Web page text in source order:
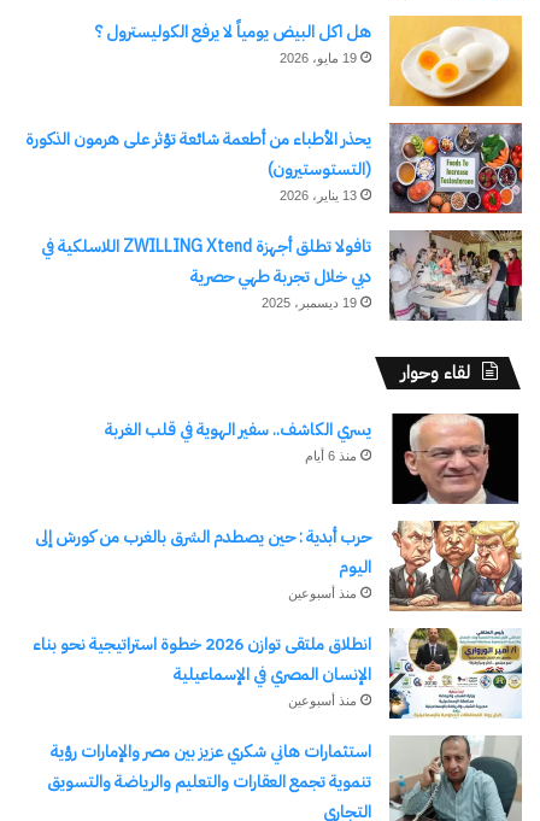
هل اكل البيض يومياً لا يرفع الكوليسترول ؟
19 مايو، 2026
يحذر الأطباء من أطعمة شائعة تؤثر على هرمون الذكورة
(التستوستيرون)
13 يناير، 2026
تافولا تطلق أجهزة ZWILLING Xtend اللاسلكية في
دبي خلال تجربة طهي حصرية
19 ديسمبر، 2025
لقاء وحوار
يسري الكاشف.. سفير الهوية في قلب الغربة
منذ 6 أيام
حرب أبدية : حين يصطدم الشرق بالغرب من كورش إلى
اليوم
منذ أسبوعين
انطلاق ملتقى توازن 2026 خطوة استراتيجية نحو بناء
الإنسان المصري في الإسماعيلية
منذ أسبوعين
استثمارات هاني شكري عزيز بين مصر والإمارات رؤية
تنموية تجمع العقارات والتعليم والرياضة والتسويق
التجاري